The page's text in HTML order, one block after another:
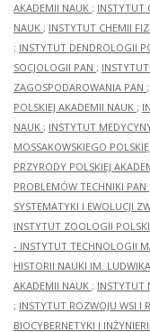
AKADEMII NAUK ; INSTYTUT
NAUK ; INSTYTUT CHEMII
; INSTYTUT DENDROLOGII
SOCJOLOGII PAN ;
ZAGOSPODAROWANIA PAN ;
POLSKIEJ AKADEMII NAUK ;
NAUK ; INSTYTUT
MOSSAKOWSKIEGO
PRZYRODY POLSKIEJ
PROBLEMÓW TECHNIKI PAN
SYSTEMATYKI I EWOLUCJI
INSTYTUT ZOOLOGII
- INSTYTUT TECHNOLOGII
HISTORII NAUKI IM.
AKADEMII NAUK ; INSTYTUT
; INSTYTUT ROZWOJU WSI I
BIOCYBERNETYKI I